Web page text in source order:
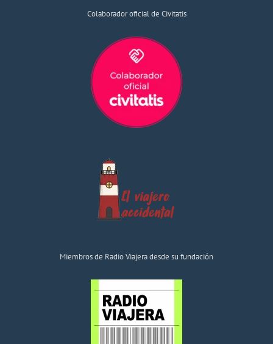
Colaborador oficial de Civitatis
Miembros de Radio Viajera desde su fundación